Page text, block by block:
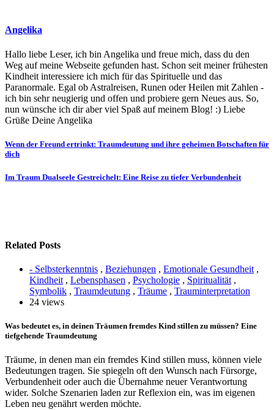
Angelika
Hallo liebe Leser, ich bin Angelika und freue mich, dass du den
Weg auf meine Webseite gefunden hast. Schon seit meiner frühesten
Kindheit interessiere ich mich für das Spirituelle und das
Paranormale. Egal ob Astralreisen, Runen oder Heilen mit Zahlen -
ich bin sehr neugierig und offen und probiere gern Neues aus. So,
nun wünsche ich dir aber viel Spaß auf meinem Blog! :) Liebe
Grüße Deine Angelika
Beitragsnavigation
Wenn der Freund ertrinkt: Traumdeutung und ihre geheimen Botschaften für
dich
Im Traum Dualseele Gestreichelt: Eine Reise zu tiefer Verbundenheit
Related Posts
- Selbsterkenntnis , Beziehungen , Emotionale Gesundheit ,
Kindheit , Lebensphasen , Psychologie , Spiritualität ,
Symbolik , Traumdeutung , Träume , Trauminterpretation
24 views
Was bedeutet es, in deinen Träumen fremdes Kind stillen zu müssen? Eine
tiefgehende Traumdeutung
Träume, in denen man ein fremdes Kind stillen muss, können viele
Bedeutungen tragen. Sie spiegeln oft den Wunsch nach Fürsorge,
Verbundenheit oder auch die Übernahme neuer Verantwortung
wider. Solche Szenarien laden zur Reflexion ein, was im eigenen
Leben neu genährt werden möchte.